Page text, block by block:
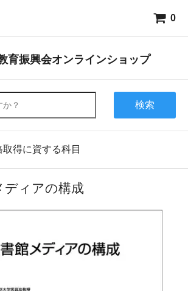
0
育振興会オンラインショップ
検索
得に資する科目
ディアの構成